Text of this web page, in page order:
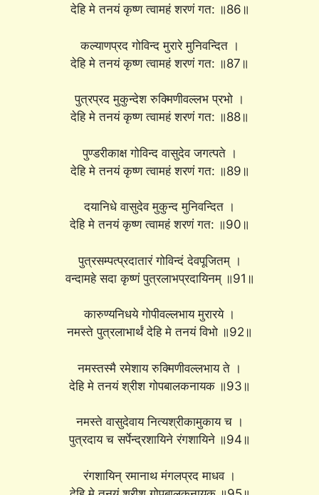
देहि मे तनयं कृष्ण त्वामहं शरणं गत: ॥86॥
कल्याणप्रद गोविन्द मुरारे मुनिवन्दित ।
देहि मे तनयं कृष्ण त्वामहं शरणं गत: ॥87॥
पुत्रप्रद मुकुन्देश रुक्मिणीवल्लभ प्रभो ।
देहि मे तनयं कृष्ण त्वामहं शरणं गत: ॥88॥
पुण्डरीकाक्ष गोविन्द वासुदेव जगत्पते ।
देहि मे तनयं कृष्ण त्वामहं शरणं गत: ॥89॥
दयानिधे वासुदेव मुकुन्द मुनिवन्दित ।
देहि मे तनयं कृष्ण त्वामहं शरणं गत: ॥90॥
पुत्रसम्पत्प्रदातारं गोविन्दं देवपूजितम् ।
वन्दामहे सदा कृष्णं पुत्रलाभप्रदायिनम् ॥91॥
कारुण्यनिधये गोपीवल्लभाय मुरारये ।
नमस्ते पुत्रलाभार्थं देहि मे तनयं विभो ॥92॥
नमस्तस्मै रमेशाय रुक्मिणीवल्लभाय ते ।
देहि मे तनयं श्रीश गोपबालकनायक ॥93॥
नमस्ते वासुदेवाय नित्यश्रीकामुकाय च ।
पुत्रदाय च सर्पेन्द्रशायिने रंगशायिने ॥94॥
रंगशायिन् रमानाथ मंगलप्रद माधव ।